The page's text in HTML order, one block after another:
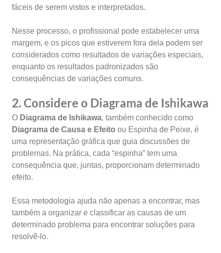
fáceis de serem vistos e interpretados.
Nesse processo, o profissional pode estabelecer uma
margem, e os picos que estiverem fora dela podem ser
considerados como resultados de variações especiais,
enquanto os resultados padronizados são
consequências de variações comuns.
2. Considere o Diagrama de Ishikawa
O Diagrama de Ishikawa, também conhecido como
Diagrama de Causa e Efeito ou Espinha de Peixe, é
uma representação gráfica que guia discussões de
problemas. Na prática, cada “espinha” tem uma
consequência que, juntas, proporcionam determinado
efeito.
Essa metodologia ajuda não apenas a encontrar, mas
também a organizar e classificar as causas de um
determinado problema para encontrar soluções para
resolvê-lo.